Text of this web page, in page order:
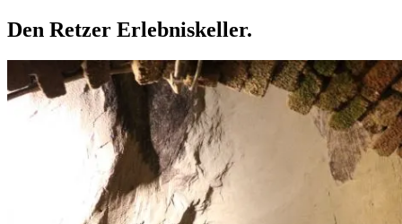
Den Retzer Erlebniskeller.